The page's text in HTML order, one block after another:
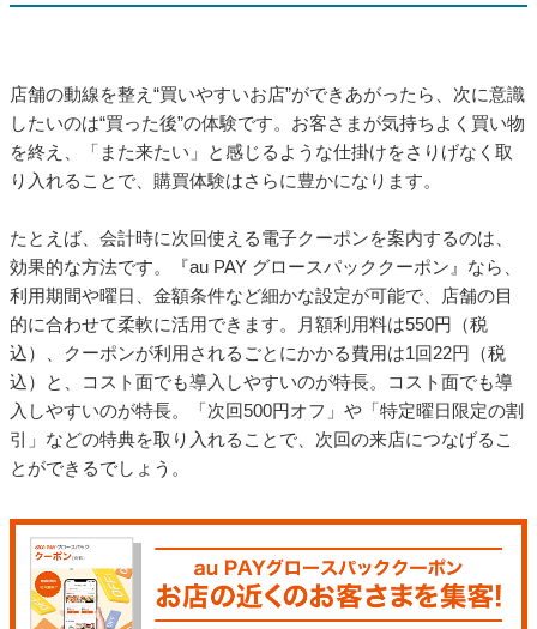
店舗の動線を整え“買いやすいお店”ができあがったら、次に意識
したいのは“買った後”の体験です。お客さまが気持ちよく買い物
を終え、「また来たい」と感じるような仕掛けをさりげなく取
たとえば、会計時に次回使える電子クーポンを案内するのは、
効果的な方法です。『au PAY グロースパッククーポン』なら、
利用期間や曜日、金額条件など細かな設定が可能で、店舗の目